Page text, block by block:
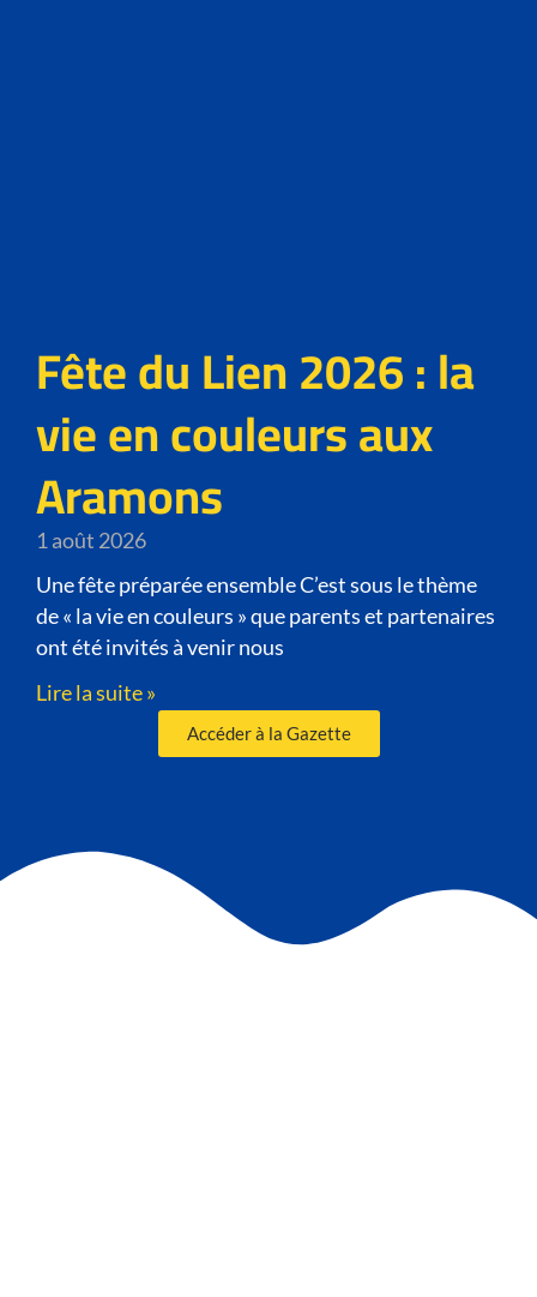
Fête du Lien 2026 : la
vie en couleurs aux
Aramons
1 août 2026
Une fête préparée ensemble C’est sous le thème
de « la vie en couleurs » que parents et partenaires
ont été invités à venir nous
Lire la suite »
Accéder à la Gazette